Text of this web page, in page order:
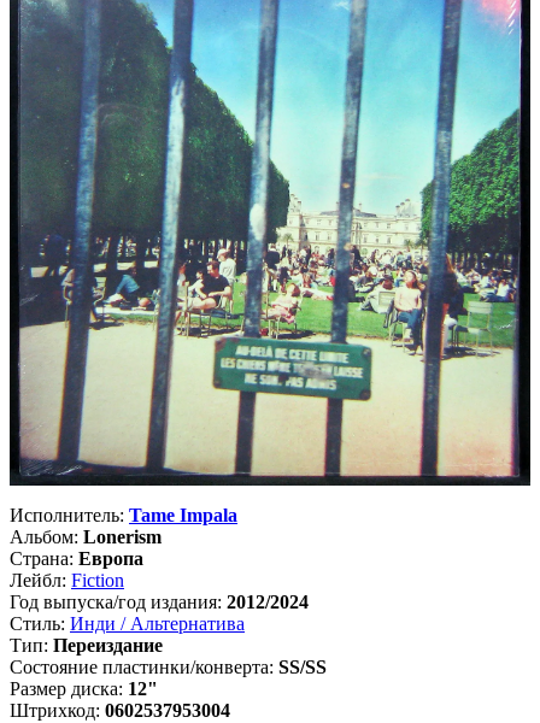
Исполнитель: Tame Impala
Альбом: Lonerism
Страна: Европа
Лейбл: Fiction
Год выпуска/год издания: 2012/2024
Стиль: Инди / Альтернатива
Тип: Переиздание
Состояние пластинки/конверта: SS/SS
Размер диска: 12"
Штрихкод: 0602537953004